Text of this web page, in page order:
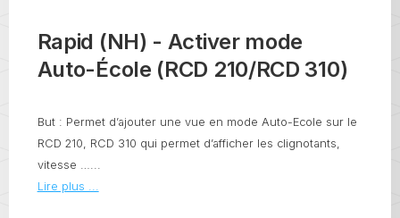
Rapid (NH) - Activer mode
Auto-École (RCD 210/RCD 310)
But : Permet d’ajouter une vue en mode Auto-Ecole sur le
RCD 210, RCD 310 qui permet d’afficher les clignotants,
vitesse …...
Lire plus ...